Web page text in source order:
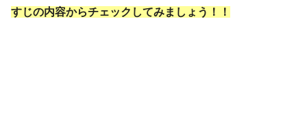
すじの内容からチェックしてみましょう！！